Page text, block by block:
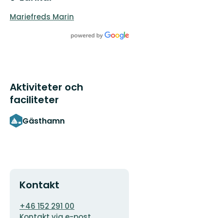
Mariefreds Marin
Aktiviteter och
faciliteter
Gästhamn
Kontakt
E-
+46 152 291 00